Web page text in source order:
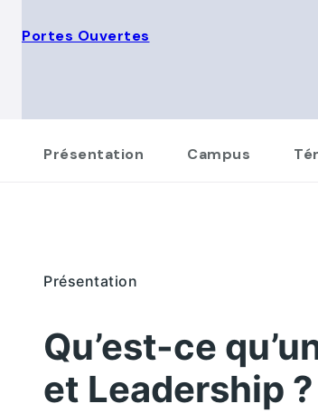
Portes Ouvertes
Présentation Campus
Présentation
Qu’est-ce
et Leadership ?